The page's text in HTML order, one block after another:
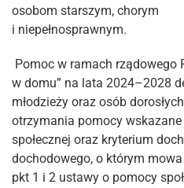
osobom starszym, chorym
i niepełnosprawnym.
Pomoc w ramach rządowego
w domu” na lata 2024–2028
młodzieży oraz osób
otrzymania pomocy
społecznej oraz kryterium
dochodowego, o którym
pkt 1 i 2 ustawy o pomocy